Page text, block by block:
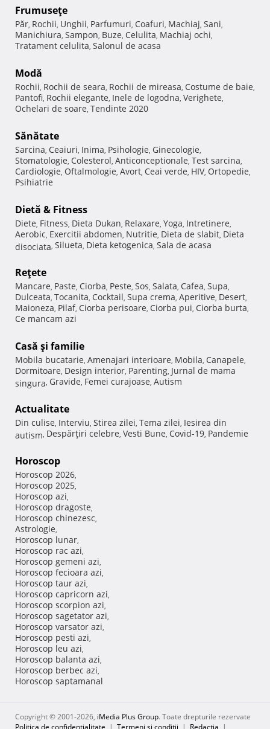
Frumuseţe
Păr, Rochii, Unghii, Parfumuri, Coafuri, Machiaj, Sani,
Manichiura, Sampon, Buze, Celulita, Machiaj ochi,
Tratament celulita, Salonul de acasa
Modă
Rochii, Rochii de seara, Rochii de mireasa, Costume de baie,
Pantofi, Rochii elegante, Inele de logodna, Verighete,
Ochelari de soare, Tendinte 2020
Sănătate
Sarcina, Ceaiuri, Inima, Psihologie, Ginecologie,
Stomatologie, Colesterol, Anticonceptionale, Test sarcina,
Cardiologie, Oftalmologie, Avort, Ceai verde, HIV, Ortopedie,
Psihiatrie
Dietă & Fitness
Diete, Fitness, Dieta Dukan, Relaxare, Yoga, Intretinere,
Aerobic, Exercitii abdomen, Nutritie, Dieta de slabit, Dieta
disociata, Silueta, Dieta ketogenica, Sala de acasa
Reţete
Mancare, Paste, Ciorba, Peste, Sos, Salata, Cafea, Supa,
Dulceata, Tocanita, Cocktail, Supa crema, Aperitive, Desert,
Maioneza, Pilaf, Ciorba perisoare, Ciorba pui, Ciorba burta,
Ce mancam azi
Casă şi familie
Mobila bucatarie, Amenajari interioare, Mobila, Canapele,
Dormitoare, Design interior, Parenting, Jurnal de mama
singura, Gravide, Femei curajoase, Autism
Actualitate
Din culise, Interviu, Stirea zilei, Tema zilei, Iesirea din
autism, Despărţiri celebre, Vesti Bune, Covid-19, Pandemie
Horoscop
Horoscop 2026,
Horoscop 2025,
Horoscop azi,
Horoscop dragoste,
Horoscop chinezesc,
Astrologie,
Horoscop lunar,
Horoscop rac azi,
Horoscop gemeni azi,
Horoscop fecioara azi,
Horoscop taur azi,
Horoscop capricorn azi,
Horoscop scorpion azi,
Horoscop sagetator azi,
Horoscop varsator azi,
Horoscop pesti azi,
Horoscop leu azi,
Horoscop balanta azi,
Horoscop berbec azi,
Horoscop saptamanal
Copyright © 2001-2026, iMedia Plus Group. Toate drepturile rezervate